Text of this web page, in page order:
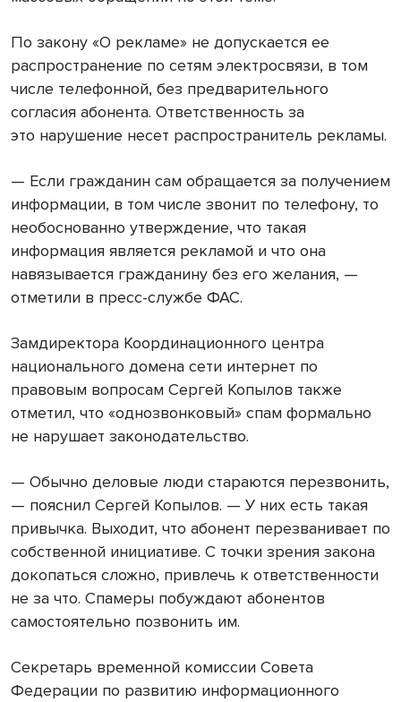
По закону «О рекламе» не допускается ее
распространение по сетям электросвязи, в том
числе телефонной, без предварительного
согласия абонента. Ответственность за
это нарушение несет распространитель рекламы.
— Если гражданин сам обращается за получением
информации, в том числе звонит по телефону, то
необоснованно утверждение, что такая
информация является рекламой и что она
навязывается гражданину без его желания, —
отметили в пресс-службе ФАС.
Замдиректора Координационного центра
национального домена сети интернет по
правовым вопросам Сергей Копылов также
отметил, что «однозвонковый» спам формально
не нарушает законодательство.
— Обычно деловые люди стараются перезвонить,
— пояснил Сергей Копылов. — У них есть такая
привычка. Выходит, что абонент перезванивает по
собственной инициативе. С точки зрения закона
докопаться сложно, привлечь к ответственности
не за что. Спамеры побуждают абонентов
самостоятельно позвонить им.
Секретарь временной комиссии Совета
Федерации по развитию информационного